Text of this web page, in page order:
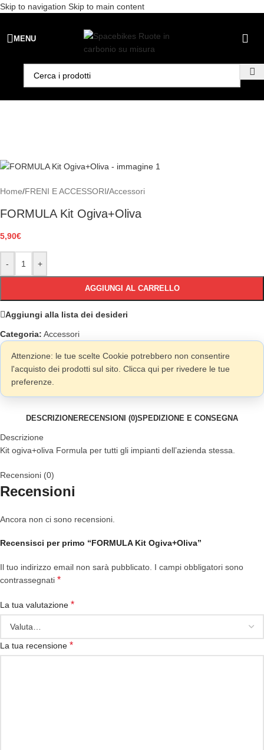
Skip to navigation Skip to main content
Spedizione gratuita per ordini superiori a €99 - 📣 Paga con PayPal in
3 rate senza interessi,
MENU
Home/FRENI E ACCESSORI/Accessori
FORMULA Kit Ogiva+Oliva
5,90€
- +
AGGIUNGI AL CARRELLO
Aggiungi alla lista dei desideri
Categoria: Accessori
Attenzione: le tue scelte Cookie potrebbero non consentire
l'acquisto dei prodotti sul sito. Clicca qui per rivedere le tue
preferenze.
DESCRIZIONERECENSIONI (0)SPEDIZIONE E CONSEGNA
Descrizione
Kit ogiva+oliva Formula per tutti gli impianti dell’azienda stessa.
Recensioni (0)
Recensioni
Ancora non ci sono recensioni.
Recensisci per primo “FORMULA Kit Ogiva+Oliva”
Il tuo indirizzo email non sarà pubblicato. I campi obbligatori sono
contrassegnati *
La tua valutazione *
La tua recensione *